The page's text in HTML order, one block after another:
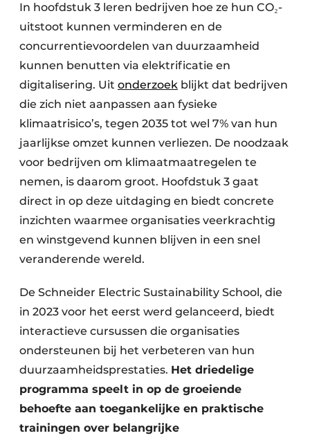
In hoofdstuk 3 leren bedrijven hoe ze hun CO₂-
uitstoot kunnen verminderen en de
concurrentievoordelen van duurzaamheid
kunnen benutten via elektrificatie en
digitalisering. Uit onderzoek blijkt dat bedrijven
die zich niet aanpassen aan fysieke
klimaatrisico’s, tegen 2035 tot wel 7% van hun
jaarlijkse omzet kunnen verliezen. De noodzaak
voor bedrijven om klimaatmaatregelen te
nemen, is daarom groot. Hoofdstuk 3 gaat
direct in op deze uitdaging en biedt concrete
inzichten waarmee organisaties veerkrachtig
en winstgevend kunnen blijven in een snel
veranderende wereld.
De Schneider Electric Sustainability School, die
in 2023 voor het eerst werd gelanceerd, biedt
interactieve cursussen die organisaties
ondersteunen bij het verbeteren van hun
duurzaamheidsprestaties. Het driedelige
programma speelt in op de groeiende
behoefte aan toegankelijke en praktische
trainingen over belangrijke